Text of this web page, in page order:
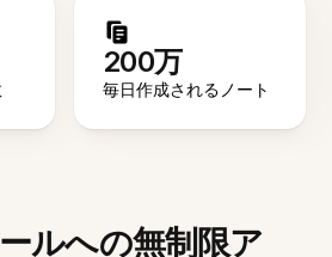
200万
毎日作成されるノート
ルへの無制限ア